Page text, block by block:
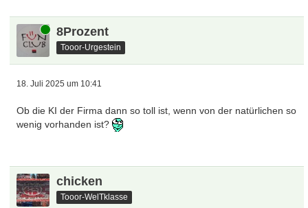
Online 8Prozent
Tooor-Urgestein
18. Juli 2025 um 10:41
Ob die KI der Firma dann so toll ist, wenn von der natürlichen so
wenig vorhanden ist?
chicken
Tooor-WelTklasse